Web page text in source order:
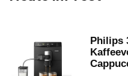
Philips